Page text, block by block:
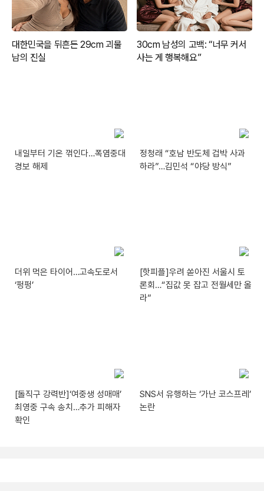
내일부터 기온 꺾인다…폭염중대
경보 해제
정청래 “호남 반도체 겁박 사과
하라”…김민석 “야당 방식”
더위 먹은 타이어…고속도로서
‘펑펑’
[핫피플]우려 쏟아진 서울시 토
론회…“집값 못 잡고 전월세만 올
라”
[돌직구 강력반]‘여중생 성매매’
최영중 구속 송치…추가 피해자
확인
SNS서 유행하는 ‘가난 코스프레’
논란